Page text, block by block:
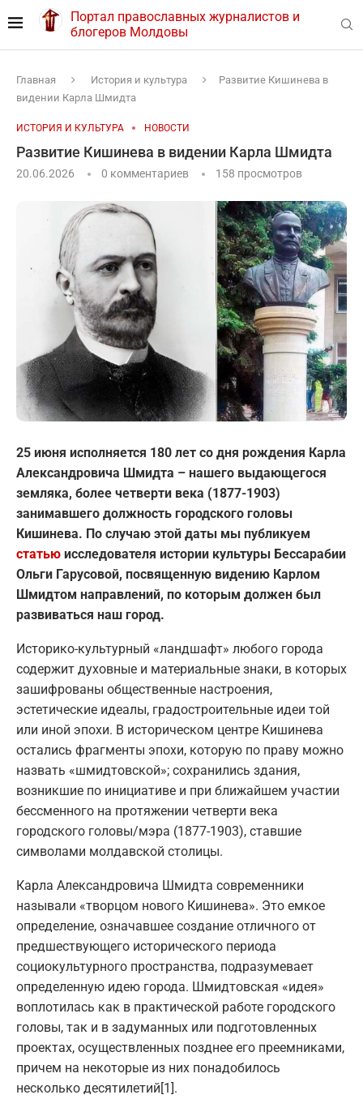
Портал православных журналистов и
блогеров Молдовы
Главная История и культура
Развитие Кишинева в
видении Карла Шмидта
ИСТОРИЯ И КУЛЬТУРА НОВОСТИ
Развитие Кишинева в видении Карла Шмидта
20.06.2026 0 комментариев 158 просмотров
25 июня исполняется 180 лет со дня рождения Карла
Александровича Шмидта – нашего выдающегося
земляка, более четверти века (1877-1903)
занимавшего должность городского головы
Кишинева. По случаю этой даты мы публикуем
статью исследователя истории культуры Бессарабии
Ольги Гарусовой, посвященную видению Карлом
Шмидтом направлений, по которым должен был
развиваться наш город.
Историко-культурный «ландшафт» любого города
содержит духовные и материальные знаки, в которых
зашифрованы общественные настроения,
эстетические идеалы, градостроительные идеи той
или иной эпохи. В историческом центре Кишинева
остались фрагменты эпохи, которую по праву можно
назвать «шмидтовской»; сохранились здания,
возникшие по инициативе и при ближайшем участии
бессменного на протяжении четверти века
городского головы/мэра (1877-1903), ставшие
символами молдавской столицы.
Карла Александровича Шмидта современники
называли «творцом нового Кишинева». Это емкое
определение, означавшее создание отличного от
предшествующего исторического периода
социокультурного пространства, подразумевает
определенную идею города. Шмидтовская «идея»
воплотилась как в практической работе городского
головы, так и в задуманных или подготовленных
проектах, осуществленных позднее его преемниками,
причем на некоторые из них понадобилось
несколько десятилетий[1].